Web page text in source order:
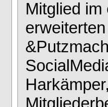
Mitglied im
&
Social
Harkämper